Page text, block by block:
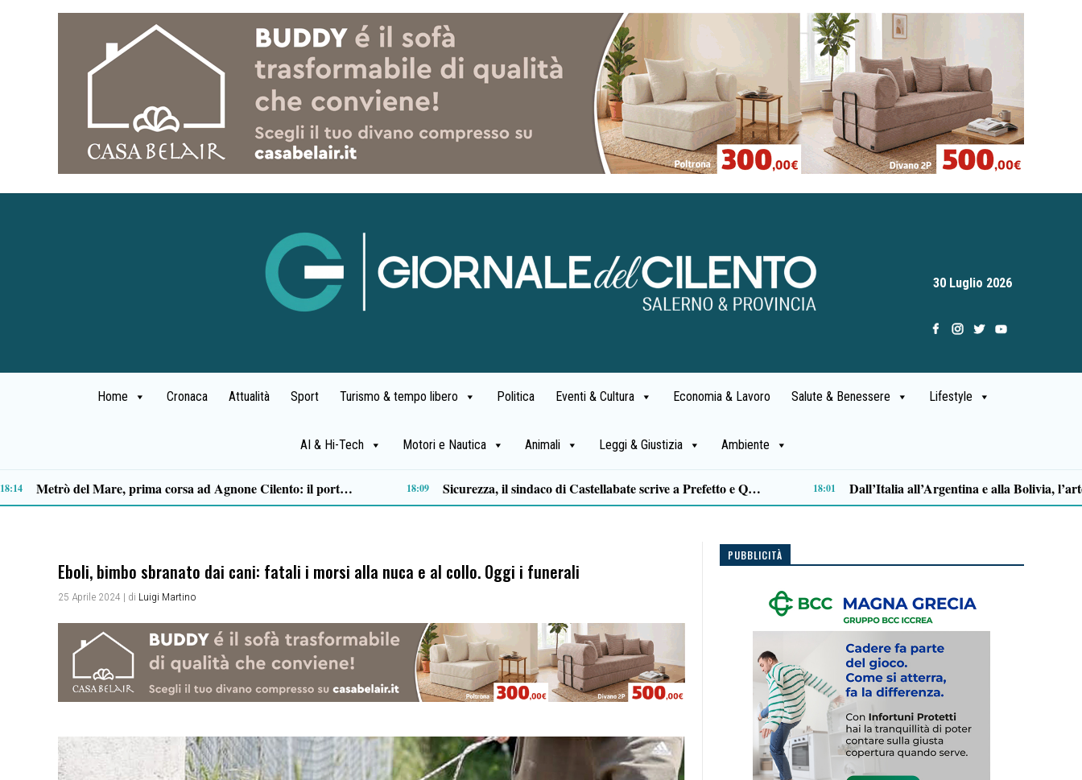
30 Luglio 2026
Home Cronaca Attualità Sport Turismo & tempo libero Politica Eventi & Cultura Economia & Lavoro Salute & Benessere Lifestyle
AI & Hi-Tech Motori e Nautica Animali Leggi & Giustizia Ambiente
Capaccio Paestum spazio di legalità: oltre 43 ettari di beni confiscati destinati a progetti sociali 14:14 Approvazione assestamento di bilancio, M5S Campania: «Più investimenti per servizi, territori e imprese» 14:11 Sparò ai ladri durante la rapina in casa: archiviata l’inchiesta per Aurelio Valiante
Eboli, bimbo sbranato dai cani: fatali i morsi alla nuca e al collo. Oggi i funerali
25 Aprile 2024 | di Luigi Martino
PUBBLICITÀ